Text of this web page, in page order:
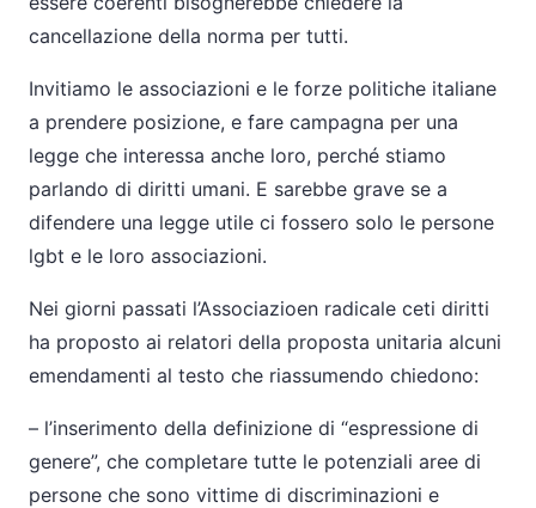
cancellazione della norma per tutti.
Invitiamo le associazioni e le forze politiche italiane
a prendere posizione, e fare campagna per una
legge che interessa anche loro, perché stiamo
parlando di diritti umani. E sarebbe grave se a
difendere una legge utile ci fossero solo le persone
lgbt e le loro associazioni.
Nei giorni passati l’Associazioen radicale ceti diritti
ha proposto ai relatori della proposta unitaria alcuni
emendamenti al testo che riassumendo chiedono:
– l’inserimento della definizione di “espressione di
genere”, che completare tutte le potenziali aree di
persone che sono vittime di discriminazioni e